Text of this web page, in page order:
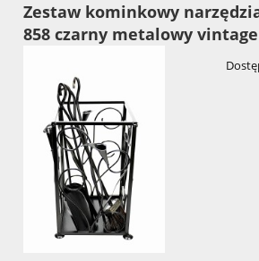
Zestaw kominkowy
858 czarny metalowy vintage